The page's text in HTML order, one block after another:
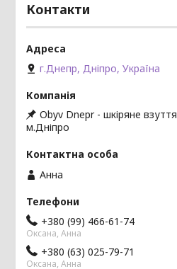
Контакти
г.Днепр, Дніпро, Україна
Obyv Dnepr - шкіряне взуття
м.Дніпро
Анна
+380 (99) 466-61-74
Оксана, Анна
+380 (63) 025-79-71
Оксана, Анна